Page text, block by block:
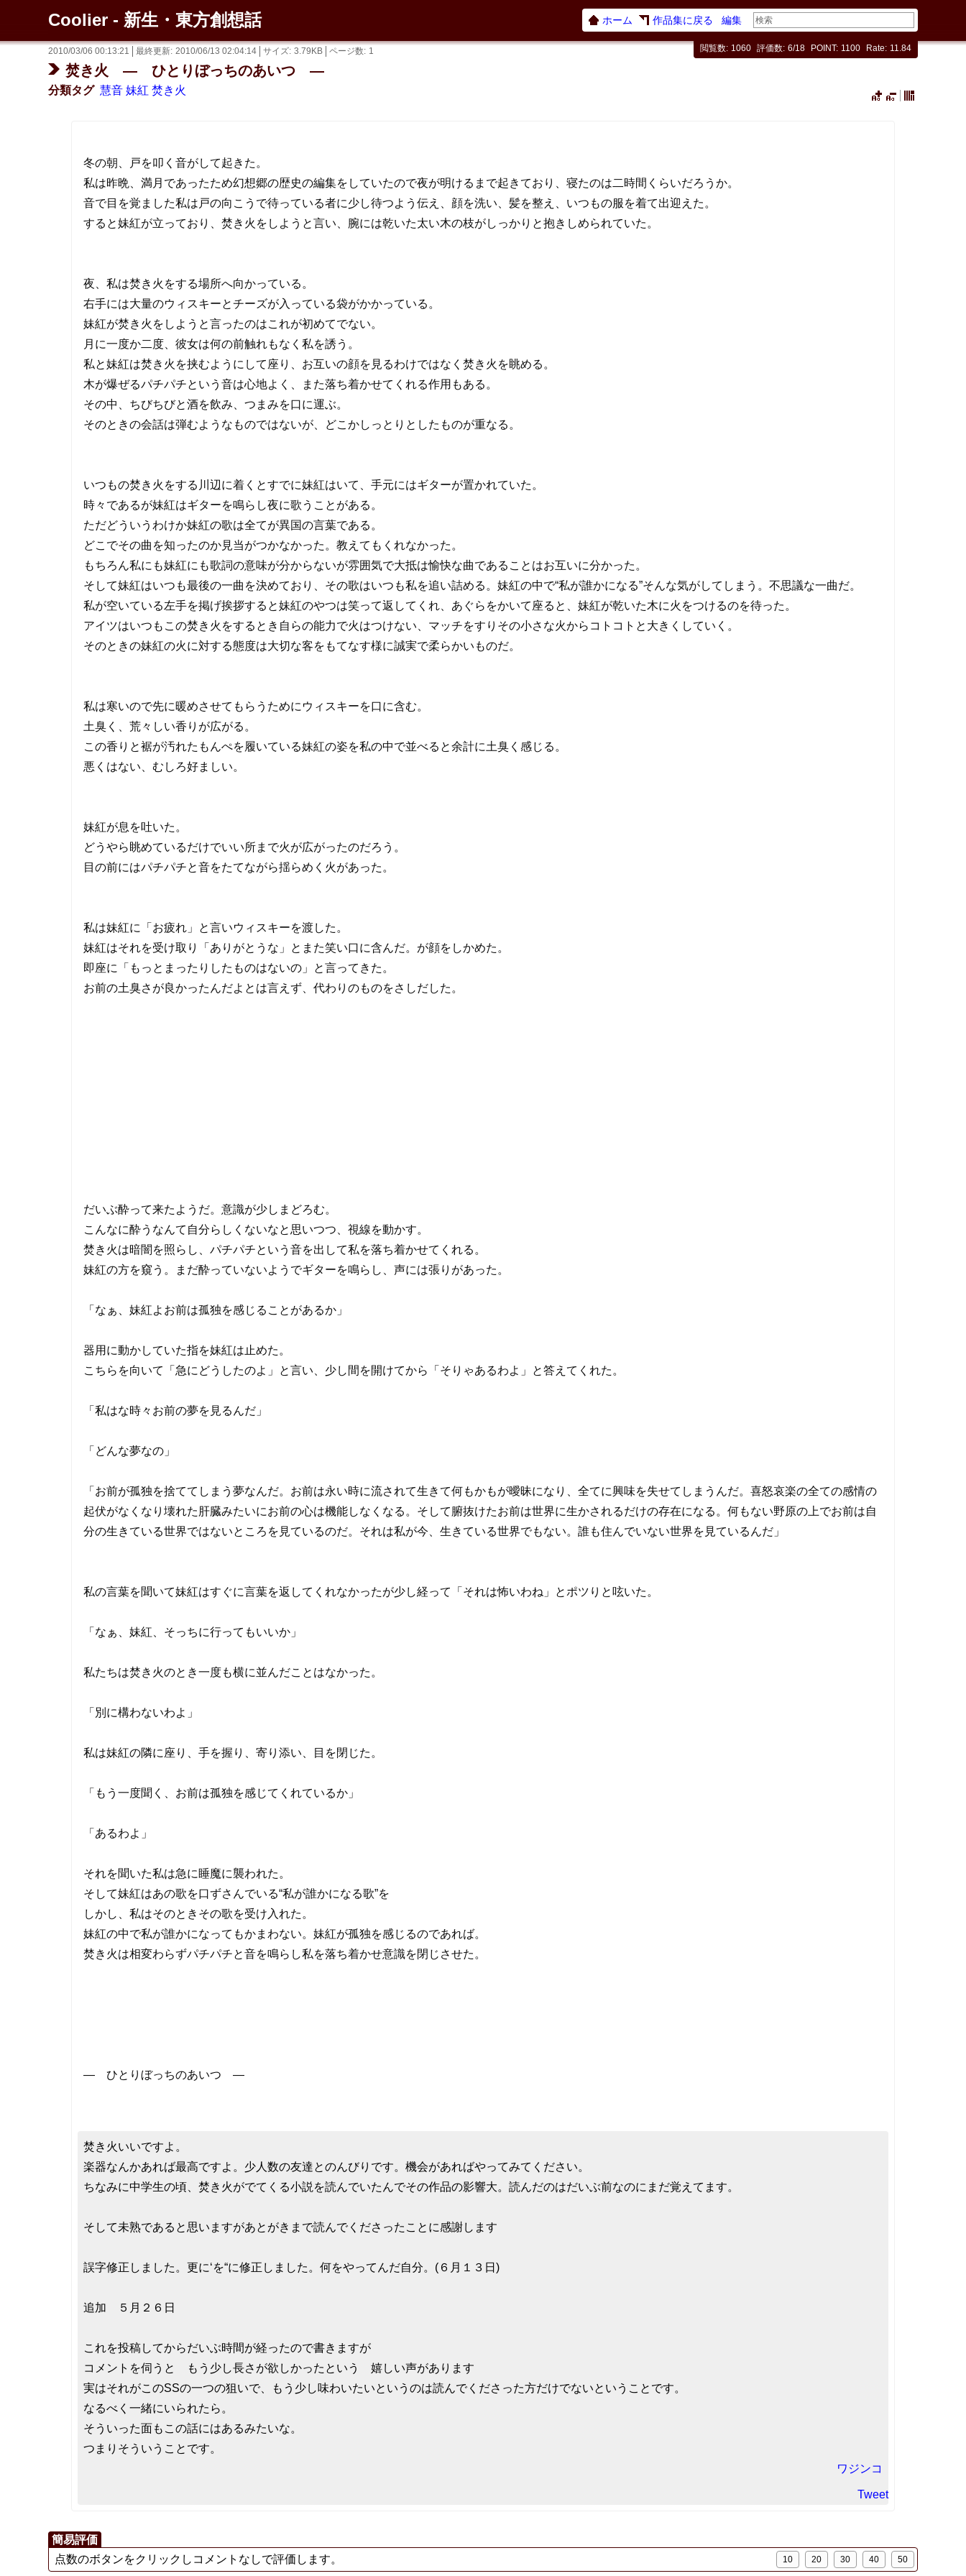
Coolier - 新生・東方創想話 ホーム 作品集に戻る 編集
焚き火 ― ひとりぼっちのあいつ ―
2010/03/06 00:13:21 最終更新 2010/06/13 02:04:14 サイズ 3.79KB ページ数 1 閲覧数 1060 評価数 6/18 POINT 1100 Rate 11.84
分類タグ 慧音 妹紅 焚き火
冬の朝、戸を叩く音がして起きた。
私は昨晩、満月であったため幻想郷の歴史の編集をしていたので夜が明けるまで起きており、寝たのは二時間くらいだろうか。
音で目を覚ました私は戸の向こうで待っている者に少し待つよう伝え、顔を洗い、髪を整え、いつもの服を着て出迎えた。
すると妹紅が立っており、焚き火をしようと言い、腕には乾いた太い木の枝がしっかりと抱きしめられていた。
夜、私は焚き火をする場所へ向かっている。
右手には大量のウィスキーとチーズが入っている袋がかかっている。
妹紅が焚き火をしようと言ったのはこれが初めてでない。
月に一度か二度、彼女は何の前触れもなく私を誘う。
私と妹紅は焚き火を挟むようにして座り、お互いの顔を見るわけではなく焚き火を眺める。
木が爆ぜるパチパチという音は心地よく、また落ち着かせてくれる作用もある。
その中、ちびちびと酒を飲み、つまみを口に運ぶ。
そのときの会話は弾むようなものではないが、どこかしっとりとしたものが重なる。
いつもの焚き火をする川辺に着くとすでに妹紅はいて、手元にはギターが置かれていた。
時々であるが妹紅はギターを鳴らし夜に歌うことがある。
ただどういうわけか妹紅の歌は全てが異国の言葉である。
どこでその曲を知ったのか見当がつかなかった。教えてもくれなかった。
もちろん私にも妹紅にも歌詞の意味が分からないが雰囲気で大抵は愉快な曲であることはお互いに分かった。
そして妹紅はいつも最後の一曲を決めており、その歌はいつも私を追い詰める。妹紅の中で“私が誰かになる”そんな気がしてしまう。不思議な一曲だ。
私が空いている左手を掲げ挨拶すると妹紅のやつは笑って返してくれ、あぐらをかいて座ると、妹紅が乾いた木に火をつけるのを待った。
アイツはいつもこの焚き火をするとき自らの能力で火はつけない、マッチをすりその小さな火からコトコトと大きくしていく。
そのときの妹紅の火に対する態度は大切な客をもてなす様に誠実で柔らかいものだ。
私は寒いので先に暖めさせてもらうためにウィスキーを口に含む。
土臭く、荒々しい香りが広がる。
この香りと裾が汚れたもんぺを履いている妹紅の姿を私の中で並べると余計に土臭く感じる。
悪くはない、むしろ好ましい。
妹紅が息を吐いた。
どうやら眺めているだけでいい所まで火が広がったのだろう。
目の前にはパチパチと音をたてながら揺らめく火があった。
私は妹紅に「お疲れ」と言いウィスキーを渡した。
妹紅はそれを受け取り「ありがとうな」とまた笑い口に含んだ。が顔をしかめた。
即座に「もっとまったりしたものはないの」と言ってきた。
お前の土臭さが良かったんだよとは言えず、代わりのものをさしだした。
だいぶ酔って来たようだ。意識が少しまどろむ。
こんなに酔うなんて自分らしくないなと思いつつ、視線を動かす。
焚き火は暗闇を照らし、パチパチという音を出して私を落ち着かせてくれる。
妹紅の方を窺う。まだ酔っていないようでギターを鳴らし、声には張りがあった。
「なぁ、妹紅よお前は孤独を感じることがあるか」
器用に動かしていた指を妹紅は止めた。
こちらを向いて「急にどうしたのよ」と言い、少し間を開けてから「そりゃあるわよ」と答えてくれた。
「私はな時々お前の夢を見るんだ」
「どんな夢なの」
「お前が孤独を捨ててしまう夢なんだ。お前は永い時に流されて生きて何もかもが曖昧になり、全てに興味を失せてしまうんだ。喜怒哀楽の全ての感情の
起伏がなくなり壊れた肝臓みたいにお前の心は機能しなくなる。そして腑抜けたお前は世界に生かされるだけの存在になる。何もない野原の上でお前は自
分の生きている世界ではないところを見ているのだ。それは私が今、生きている世界でもない。誰も住んでいない世界を見ているんだ」
私の言葉を聞いて妹紅はすぐに言葉を返してくれなかったが少し経って「それは怖いわね」とポツりと呟いた。
「なぁ、妹紅、そっちに行ってもいいか」
私たちは焚き火のとき一度も横に並んだことはなかった。
「別に構わないわよ」
私は妹紅の隣に座り、手を握り、寄り添い、目を閉じた。
「もう一度聞く、お前は孤独を感じてくれているか」
「あるわよ」
それを聞いた私は急に睡魔に襲われた。
そして妹紅はあの歌を口ずさんでいる“私が誰かになる歌”を
しかし、私はそのときその歌を受け入れた。
妹紅の中で私が誰かになってもかまわない。妹紅が孤独を感じるのであれば。
焚き火は相変わらずパチパチと音を鳴らし私を落ち着かせ意識を閉じさせた。
― ひとりぼっちのあいつ ―
焚き火いいですよ。
楽器なんかあれば最高ですよ。少人数の友達とのんびりです。機会があればやってみてください。
ちなみに中学生の頃、焚き火がでてくる小説を読んでいたんでその作品の影響大。読んだのはだいぶ前なのにまだ覚えてます。
そして未熟であると思いますがあとがきまで読んでくださったことに感謝します
誤字修正しました。更に‘を“に修正しました。何をやってんだ自分。(６月１３日)
追加 ５月２６日
これを投稿してからだいぶ時間が経ったので書きますが
コメントを伺うと もう少し長さが欲しかったという 嬉しい声があります
実はそれがこのSSの一つの狙いで、もう少し味わいたいというのは読んでくださった方だけでないということです。
なるべく一緒にいられたら。
そういった面もこの話にはあるみたいな。
つまりそういうことです。
ワジンコ
Tweet
簡易評価
点数のボタンをクリックしコメントなしで評価します。